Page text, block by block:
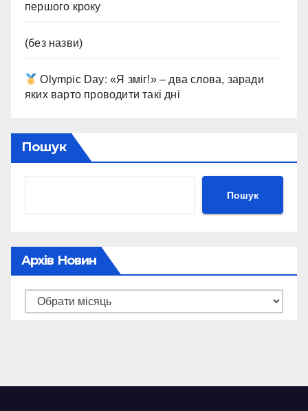
першого кроку
(без назви)
Olympic Day: «Я зміг!» – два слова, заради
яких варто проводити такі дні
Пошук
Пошук
Архів Новин
Архів